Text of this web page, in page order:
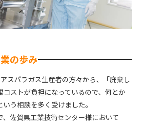
の歩み
スパラガス生産者の方々から、「廃棄し
コストが負担になっているので、何とか
う相談を多く受けました。
佐賀県工業技術センター様において